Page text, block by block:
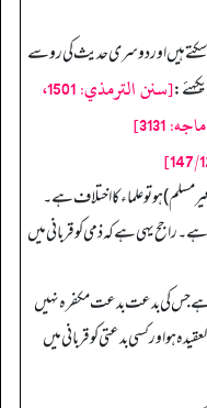
ہیں اور دوسری حدیث کی رو سے
[سنن الترمذي: 1501،
ہو تو علماء کا اختلاف ہے۔
راجح یہی ہے کہ ذمی کو قربانی میں
جس کی بدعت بدعت مکفرہ نہیں
ہو اور کسی بدعتی کو قربانی میں